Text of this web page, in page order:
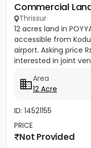
Commercial
Thrissur
12 acres land in
accessible from
airport. Asking price
interested in joint
Area
12 Acre
ID: 14521155
PRICE
Not Provided